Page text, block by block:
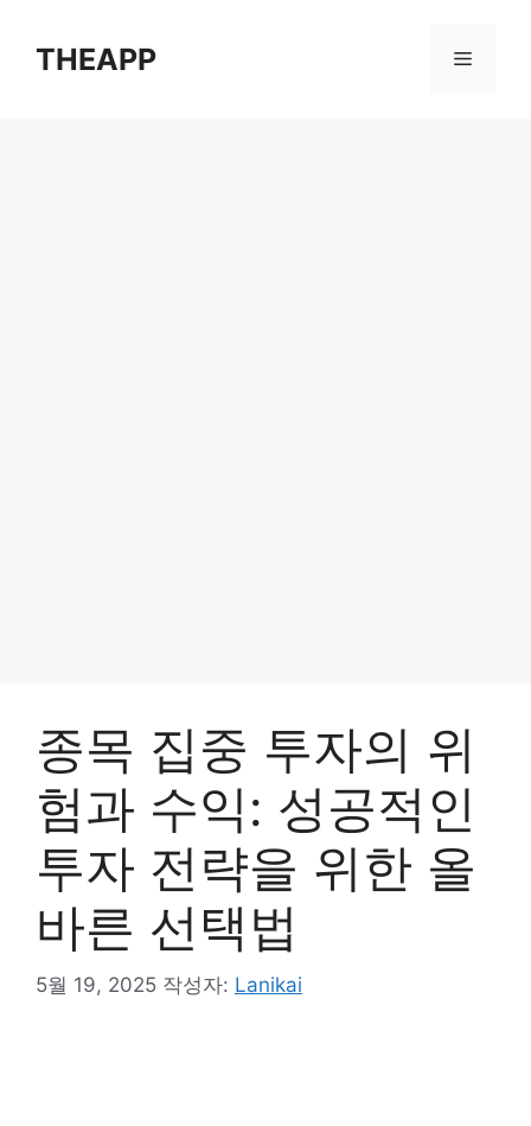
THEAPP 메
종목 집중 투자의 위
험과 수익: 성공적인
투자 전략을 위한 올
바른 선택법
5월 19, 2025 작성자: Lanikai